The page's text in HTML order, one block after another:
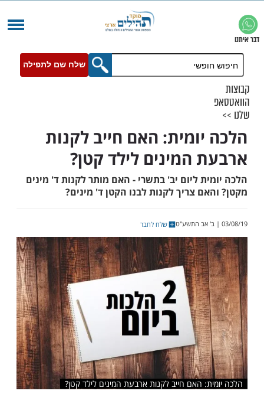
שלח שם לתפילה
האם חייב לקנות
המינים לילד קטן?
ליום יב' בתשרי - האם מותר לקנות ד' מינים
צריך לקנות לבנו הקטן ד' מינים?
שלח לחבר